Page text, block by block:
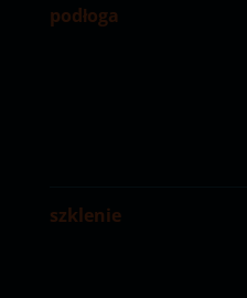
podłoga
szklenie